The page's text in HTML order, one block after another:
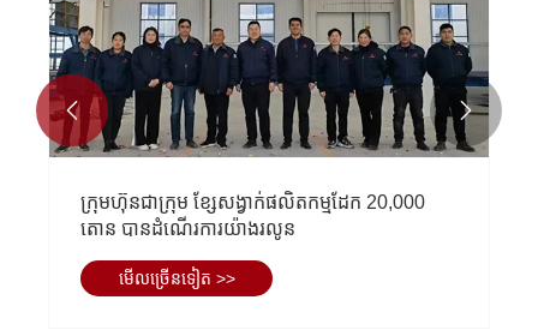
ក្រុមហ៊ុនជាក្រុម ខ្សែសង្វាក់ផលិតកម្មដែក 20,000
តោន បានដំណើរការយ៉ាងរលូន
មើល​ច្រើន​ទៀត >>
 